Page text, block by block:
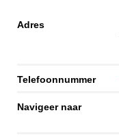
Adres
Telefoonnummer
Navigeer naar